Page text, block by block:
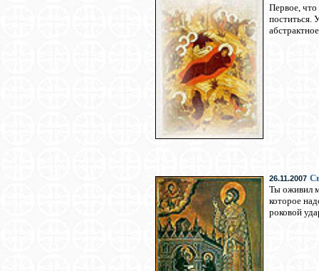
Первое,
поститься.
26.11.2007
Ты оживил
которое
роковой